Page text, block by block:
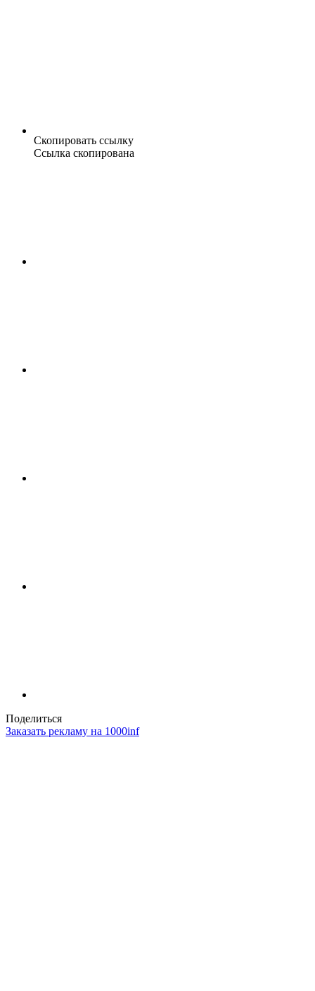
Скопировать ссылку
Ссылка скопирована
Поделиться
Заказать рекламу на 1000inf